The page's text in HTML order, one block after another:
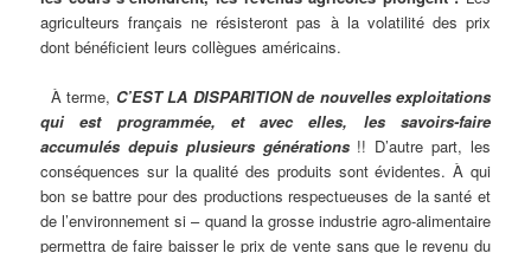
agriculteurs français ne résisteront pas à la volatilité des prix
dont bénéficient leurs collègues américains.
À terme, C’EST LA DISPARITION de nouvelles exploitations
qui est programmée, et avec elles, les savoirs-faire
accumulés depuis plusieurs générations!! D’autre part, les
conséquences sur la qualité des produits sont évidentes. À qui
bon se battre pour des productions respectueuses de la santé et
de l’environnement si – quand la grosse industrie agro-alimentaire
permettra de faire baisser le prix de vente sans que le revenu du